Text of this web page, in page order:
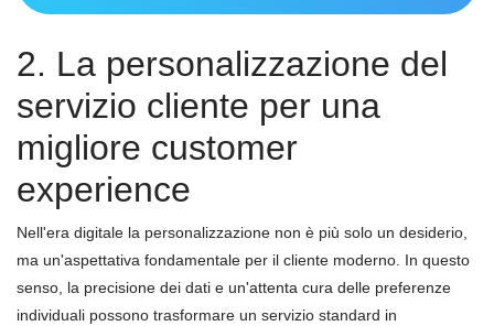
2. La personalizzazione del
servizio cliente per una
migliore customer
experience
Nell'era digitale la personalizzazione non è più solo un desiderio,
ma un'aspettativa fondamentale per il cliente moderno. In questo
senso, la precisione dei dati e un'attenta cura delle preferenze
individuali possono trasformare un servizio standard in